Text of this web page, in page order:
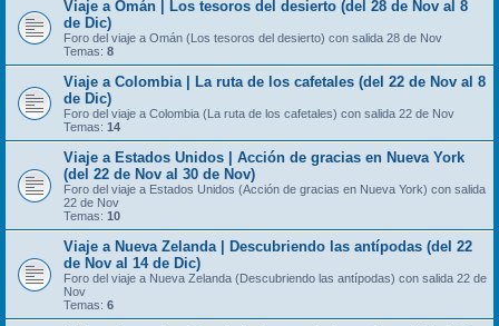
Viaje a Omán | Los tesoros del desierto (del 28 de Nov al 8
de Dic)
Foro del viaje a Omán (Los tesoros del desierto) con salida 28 de Nov
Temas: 8
Viaje a Colombia | La ruta de los cafetales (del 22 de Nov al 8
de Dic)
Foro del viaje a Colombia (La ruta de los cafetales) con salida 22 de Nov
Temas: 14
Viaje a Estados Unidos | Acción de gracias en Nueva York
(del 22 de Nov al 30 de Nov)
Foro del viaje a Estados Unidos (Acción de gracias en Nueva York) con salida
22 de Nov
Temas: 10
Viaje a Nueva Zelanda | Descubriendo las antípodas (del 22
de Nov al 14 de Dic)
Foro del viaje a Nueva Zelanda (Descubriendo las antípodas) con salida 22 de
Nov
Temas: 6